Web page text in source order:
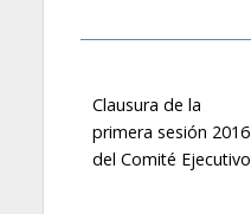
Clausura de la
primera sesión 2016
del Comité Ejecutivo